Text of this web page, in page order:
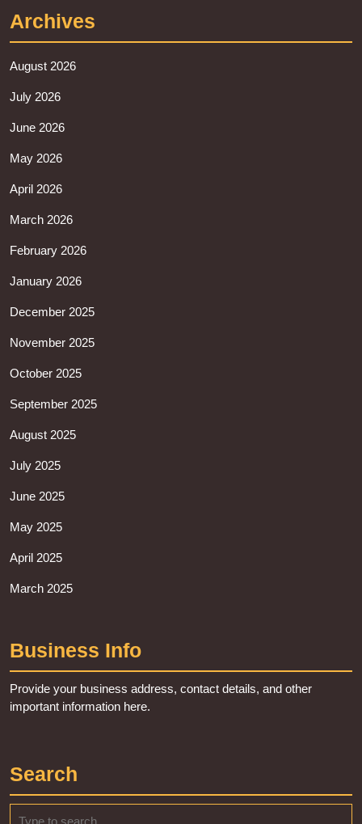
Archives
August 2026
July 2026
June 2026
May 2026
April 2026
March 2026
February 2026
January 2026
December 2025
November 2025
October 2025
September 2025
August 2025
July 2025
June 2025
May 2025
April 2025
March 2025
Business Info
Provide your business address, contact details, and other
important information here.
Search